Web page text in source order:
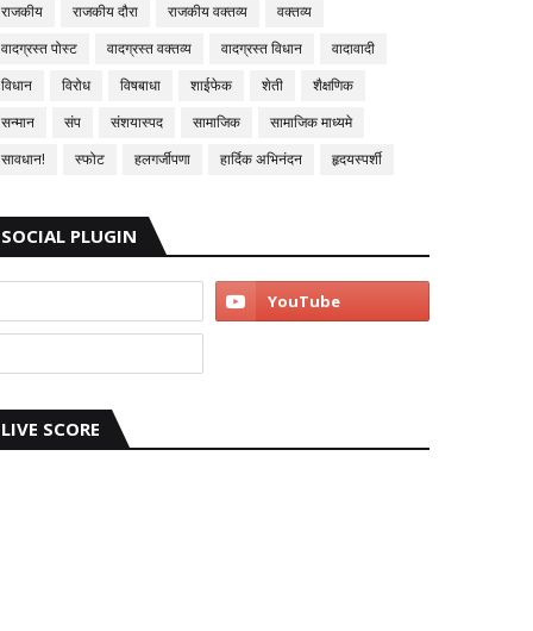
राजकीय
राजकीय दौरा राजकीय वक्तव्य
वक्तव्य
वादग्रस्त पोस्ट
वादग्रस्त वक्तव्य वादग्रस्त विधान
वादावादी
विधान
विरोध विषबाधा शाईफेक शेती
शैक्षणिक
सन्मान
संप संशयास्पद सामाजिक
सामाजिक माध्यमे
सावधान!
स्फोट हलगर्जीपणा हार्दिक अभिनंदन हृदयस्पर्शी
SOCIAL PLUGIN
LIVE SCORE